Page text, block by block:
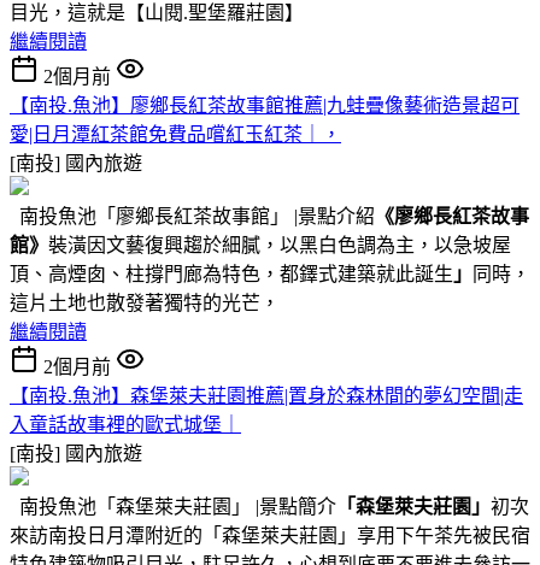
目光，這就是【山閱.聖堡羅莊園】
繼續閱讀
2個月前
【南投.魚池】廖鄉長紅茶故事館推薦|九蛙疊像藝術造景超可
愛|日月潭紅茶館免費品嚐紅玉紅茶｜，
[南投] 國內旅遊
南投魚池「廖鄉長紅茶故事館」 |景點介紹 《廖鄉長紅茶故事
館》 裝潢因文藝復興趨於細膩，以黑白色調為主，以急坡屋
頂、高煙囱、柱撐門廊為特色，都鐸式建築就此誕生 」
同時，
這片土地也散發著獨特的光芒，
繼續閱讀
2個月前
【南投.魚池】森堡萊夫莊園推薦|置身於森林間的夢幻空間|走
入童話故事裡的歐式城堡｜
[南投] 國內旅遊
南投魚池「森堡萊夫莊園」 |景點簡介 「森堡萊夫莊園」 初次
來訪南投日月潭附近的「森堡萊夫莊園」享用下午茶先被民宿